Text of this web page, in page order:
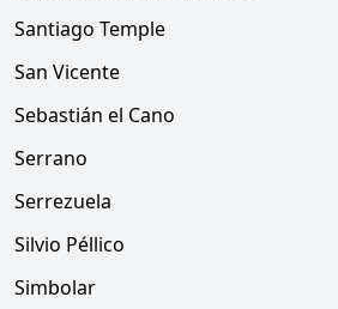
Santiago Temple
San Vicente
Sebastián el Cano
Serrano
Serrezuela
Silvio Péllico
Simbolar